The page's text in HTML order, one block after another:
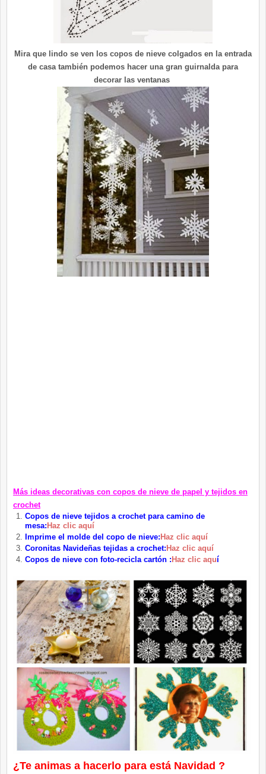
Mira que lindo se ven los copos de nieve colgados en la entrada
de casa también podemos hacer una gran guirnalda para
decorar las ventanas
Más ideas decorativas con copos de nieve de papel y tejidos en
crochet
Copos de nieve tejidos a crochet para camino de
mesa:Haz clic aquí
Imprime el molde del copo de nieve: Haz clic aquí
Coronitas Navideñas tejidas a crochet: Haz clic aquí
Copos de nieve con foto-recicla cartón : Haz clic aquí
¿Te animas a hacerlo para está Navidad ?